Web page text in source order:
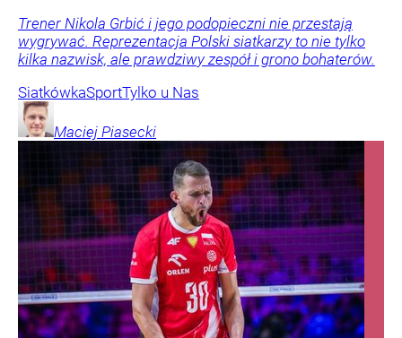
Trener Nikola Grbić i jego podopieczni nie przestają
wygrywać. Reprezentacja Polski siatkarzy to nie tylko
kilka nazwisk, ale prawdziwy zespół i grono bohaterów.
SiatkówkaSportTylko u Nas
Maciej Piasecki